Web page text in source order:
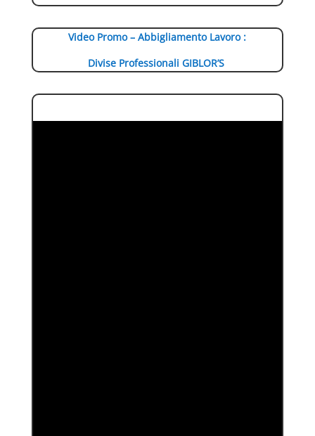
Video Promo – Abbigliamento Lavoro :
Divise Professionali GIBLOR’S